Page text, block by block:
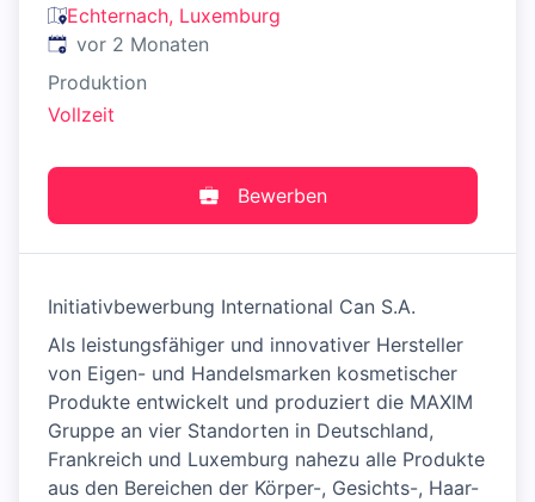
Echternach, Luxemburg
Veröffentlicht:
vor 2 Monaten
Produktion
Vollzeit
Bewerben
Initiativbewerbung International Can S.A.
Als leistungsfähiger und innovativer Hersteller
von Eigen- und Handelsmarken kosmetischer
Produkte entwickelt und produziert die MAXIM
Gruppe an vier Standorten in Deutschland,
Frankreich und Luxemburg nahezu alle Produkte
aus den Bereichen der Körper-, Gesichts-, Haar-